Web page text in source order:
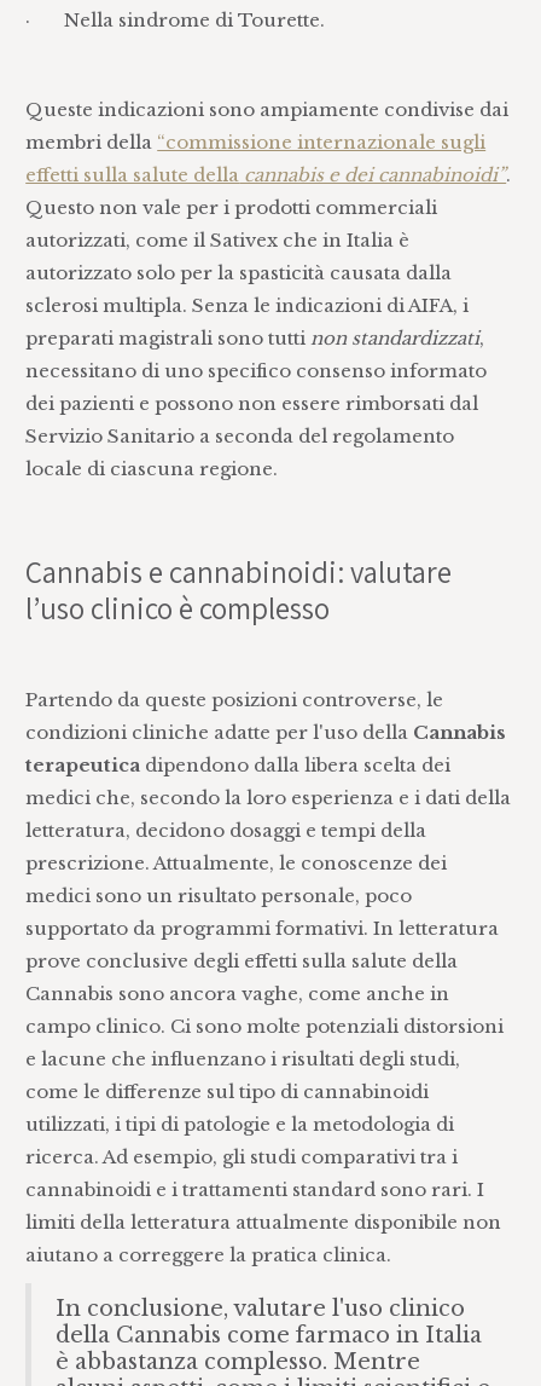
· Nella sindrome di Tourette.
Queste indicazioni sono ampiamente condivise dai
membri della “commissione internazionale sugli
effetti sulla salute della cannabis e dei cannabinoidi”.
Questo non vale per i prodotti commerciali
autorizzati, come il Sativex che in Italia è
autorizzato solo per la spasticità causata dalla
sclerosi multipla. Senza le indicazioni di AIFA, i
preparati magistrali sono tuttinon standardizzati,
necessitano di uno specifico consenso informato
dei pazienti e possono non essere rimborsati dal
Servizio Sanitario a seconda del regolamento
locale di ciascuna regione.
Cannabis e cannabinoidi: valutare
l’uso clinico è complesso
Partendo da queste posizioni controverse, le
condizioni cliniche adatte per l'uso della Cannabis
terapeutica dipendono dalla libera scelta dei
medici che, secondo la loro esperienza e i dati della
letteratura, decidono dosaggi e tempi della
prescrizione. Attualmente, le conoscenze dei
medici sono un risultato personale, poco
supportato da programmi formativi. In letteratura
prove conclusive degli effetti sulla salute della
Cannabis sono ancora vaghe, come anche in
campo clinico. Ci sono molte potenziali distorsioni
e lacune che influenzano i risultati degli studi,
come le differenze sul tipo di cannabinoidi
utilizzati, i tipi di patologie e la metodologia di
ricerca. Ad esempio, gli studi comparativi tra i
cannabinoidi e i trattamenti standard sono rari. I
limiti della letteratura attualmente disponibile non
aiutano a correggere la pratica clinica.
In conclusione, valutare l'uso clinico
della Cannabis come farmaco in Italia
è abbastanza complesso. Mentre